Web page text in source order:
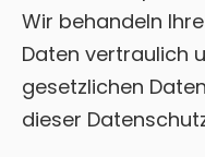
Wir behandeln
Daten vertraulich
gesetzlichen
dieser